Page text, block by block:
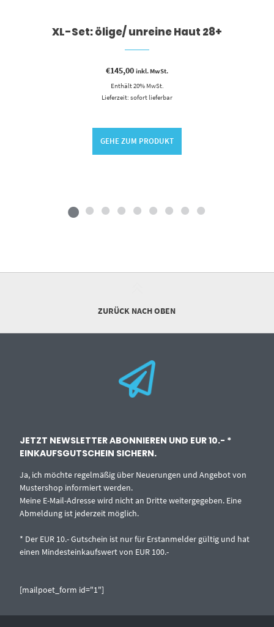
XL-Set: ölige/ unreine Haut 28+
€145,00 inkl. MwSt.
Enthält 20% MwSt.
Lieferzeit: sofort lieferbar
GEHE ZUM PRODUKT
ZURÜCK NACH OBEN
JETZT NEWSLETTER ABONNIEREN UND EUR 10.- *
EINKAUFSGUTSCHEIN SICHERN.
Ja, ich möchte regelmäßig über Neuerungen und Angebot von
Mustershop informiert werden.
Meine E-Mail-Adresse wird nicht an Dritte weitergegeben. Eine
Abmeldung ist jederzeit möglich.
* Der EUR 10.- Gutschein ist nur für Erstanmelder gültig und hat
einen Mindesteinkaufswert von EUR 100.-
[mailpoet_form id="1"]